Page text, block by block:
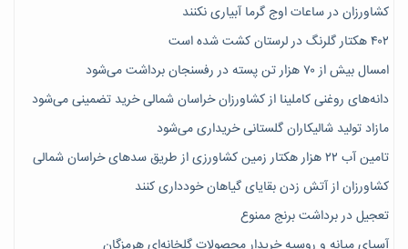
کشاورزان در ساعات اوج گرما آبیاری نکنند
۴۰۲ هکتار گلرنگ در لرستان کشت شده است
امسال بیش از ۷۰ هزار تن پسته در رفسنجان برداشت می‌شود
دانه‌های روغنی کاملینا از کشاورزان خراسان شمالی خرید تضمینی می‌شود
مازاد تولید شالیکاران گلستانی خریداری می‌شود
تامین آب ۲۲ هزار هکتار زمین کشاورزی از طریق سدهای خراسان شمالی
کشاورزان از آتش زدن بقایای گیاهان خودداری کنند
تعجیل در برداشت برنج ممنوع